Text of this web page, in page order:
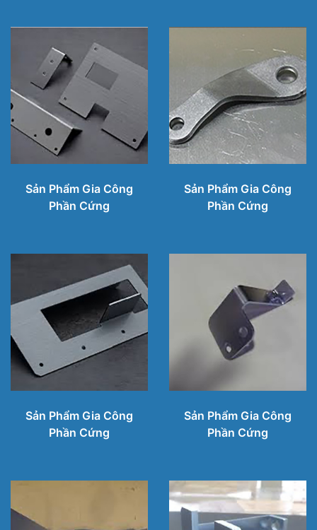
Sản Phẩm Gia Công
Phần Cứng
Sản Phẩm Gia Công
Phần Cứng
Sản Phẩm Gia Công
Phần Cứng
Sản Phẩm Gia Công
Phần Cứng